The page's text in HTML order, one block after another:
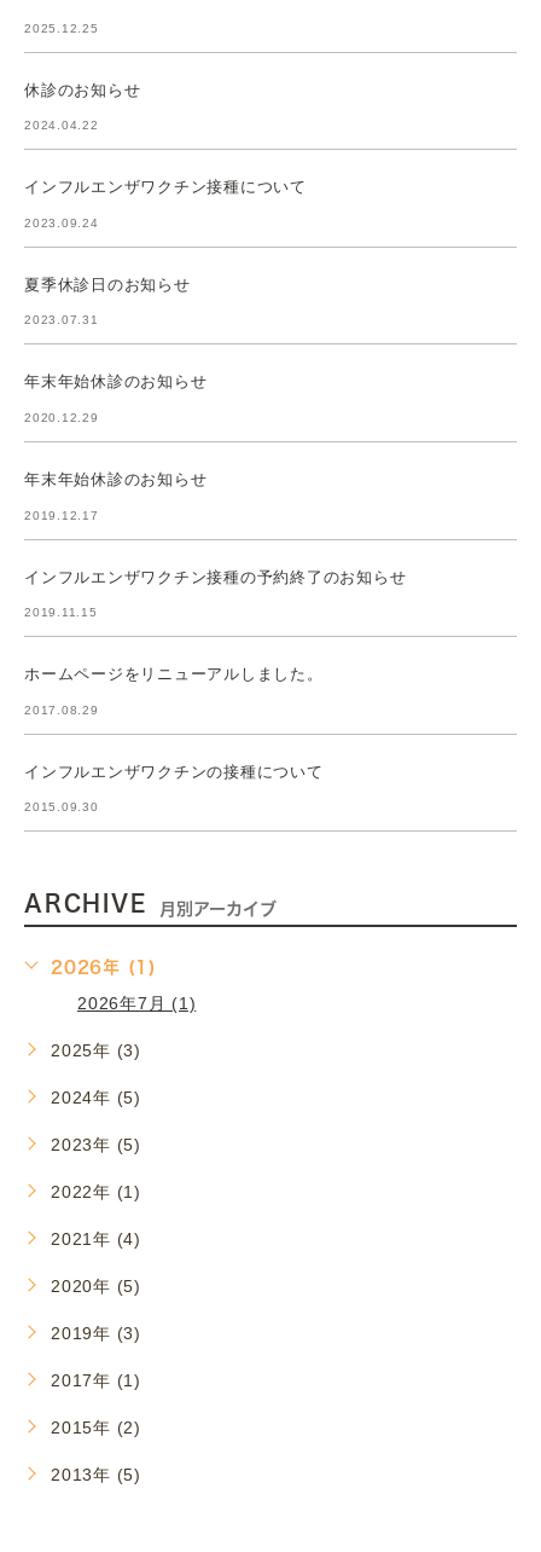
2025.12.25
休診のお知らせ
2024.04.22
インフルエンザワクチン接種について
2023.09.24
夏季休診日のお知らせ
2023.07.31
年末年始休診のお知らせ
2020.12.29
年末年始休診のお知らせ
2019.12.17
インフルエンザワクチン接種の予約終了のお知らせ
2019.11.15
ホームページをリニューアルしました。
2017.08.29
インフルエンザワクチンの接種について
2015.09.30
ARCHIVE 月別アーカイブ
2026年 (1)
2026年7月 (1)
2025年 (3)
2024年 (5)
2023年 (5)
2022年 (1)
2021年 (4)
2020年 (5)
2019年 (3)
2017年 (1)
2015年 (2)
2013年 (5)